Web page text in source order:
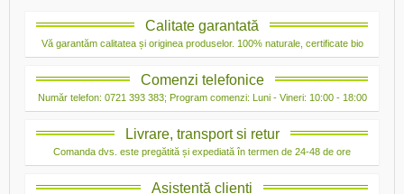
Calitate garantată
Vă garantăm calitatea și originea produselor. 100% naturale, certificate bio
Comenzi telefonice
Număr telefon: 0721 393 383; Program comenzi: Luni - Vineri: 10:00 - 18:00
Livrare, transport si retur
Comanda dvs. este pregătită și expediată în termen de 24-48 de ore
Asistență clienți